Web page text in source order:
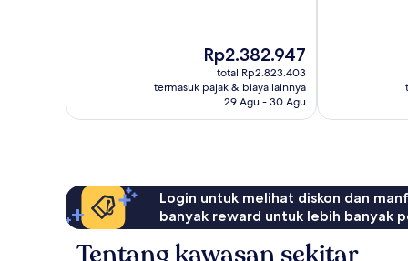
Harga
sekarang
Rp2.382.947
Rp2.382.947
total Rp2.823.403
termasuk pajak & biaya lainnya
29 Agu - 30 Agu
Login untuk melihat diskon dan
banyak reward untuk lebih banyak